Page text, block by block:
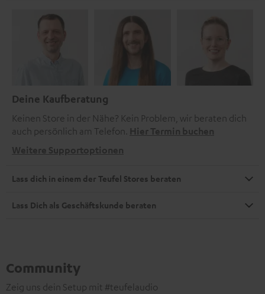
Deine Kaufberatung
Keinen Store in der Nähe? Kein Problem, wir beraten dich
auch persönlich am Telefon. Hier Termin buchen
Weitere Supportoptionen
Lass dich in einem der Teufel Stores beraten
Lass Dich als Geschäftskunde beraten
Community
Zeig uns dein Setup mit #teufelaudio